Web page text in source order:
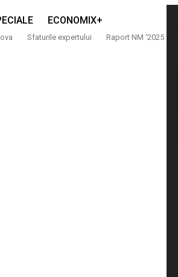
ECONOMIX+
Sfaturile expertului Raport NM ‘2025